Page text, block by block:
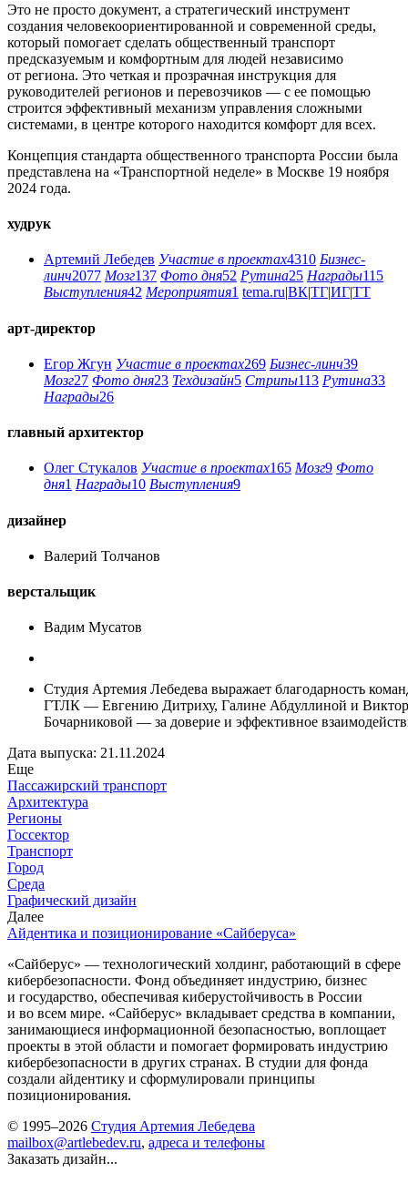
Это не просто документ, а стратегический инструмент
создания человекоориентированной и современной среды,
который помогает сделать общественный транспорт
предсказуемым и комфортным для людей независимо
от региона. Это четкая и прозрачная инструкция для
руководителей регионов и перевозчиков — с ее помощью
строится эффективный механизм управления сложными
системами, в центре которого ­находится комфорт для всех.
Концепция стандарта общественного транспорта России была
представлена на «Транспортной неделе» в Москве 19 ноября
2024 года.
худрук
Артемий Лебедев Участие в проектах4310 Бизнес-
линч2077 Мозг137 Фото дня52 Рутина25 Награды115
Выступления42 Мероприятия1 tema.ru|ВК|ТГ|ИГ|ТТ
арт-директор
Егор Жгун Участие в проектах269 Бизнес-линч39
Мозг27 Фото дня23 Техдизайн5 Стрипы113 Рутина33
Награды26
главный архитектор
Олег Стукалов Участие в проектах165 Мозг9 Фото
дня1 Награды10 Выступления9
дизайнер
Валерий Толчанов
верстальщик
Вадим Мусатов
Студия Артемия Лебедева выражает благодарность
ГТЛК — Евгению Дитриху, Галине Абдуллиной и
Бочарниковой — за доверие и эффективное
Дата выпуска: 21.11.2024
Еще
Пассажирский транспорт
Архитектура
Регионы
Госсектор
Транспорт
Город
Среда
Графический дизайн
Далее
Айдентика и позиционирование «Сайберуса»
«Сайберус» — технологический холдинг, работающий в сфере
кибербезопасности. Фонд объединяет индустрию, бизнес
и государство, обеспечивая киберустойчивость в России
и во всем мире. «Сайберус» вкладывает средства в компании,
занимающиеся информационной безопасностью, воплощает
проекты в этой области и помогает формировать индустрию
кибербезопасности в других странах. В студии для фонда
создали айдентику и сформулировали принципы
позиционирования.
© 1995–2026 Студия Артемия Лебедева
mailbox@artlebedev.ru, адреса и телефоны
Заказать дизайн...